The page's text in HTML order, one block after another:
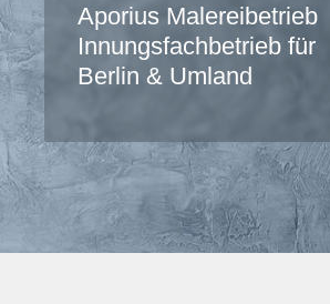
Aporius Malereibetrieb
Innungsfachbetrieb für
Berlin & Umland